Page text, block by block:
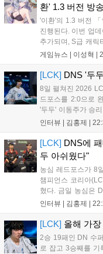
환' 1.3 버전 방
'이환'의 1.3 버전
진행된다. 이번 업
추가되며, S급 캐릭
맞아 비치발리볼,
가능한 교환 코드 3
수 있다....
게임뉴스 | 이성혁
[LCK] DNS '두
8일 펼쳐진 2026
드포스를 2:0으로
'두두' 이동주가 승
다. 먼저 오랜만의
인터뷰 | 김홍제
[LCK] DNS에
두 아쉬웠다"
농심 레드포스가 8
챔피언스 코리아
혔다. 금일 농심은
패를 당하고 말았다
인규 감독 : 모든 경...
인터뷰 | 김홍제
[LCK] 올해 가
2승 19패인 DN 수
로 잡고 3승째를 기